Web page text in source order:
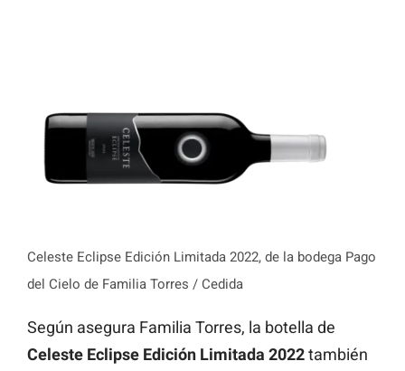
Celeste Eclipse Edición Limitada 2022, de la bodega Pago
del Cielo de Familia Torres / Cedida
Según asegura Familia Torres, la botella de
Celeste Eclipse Edición Limitada 2022también